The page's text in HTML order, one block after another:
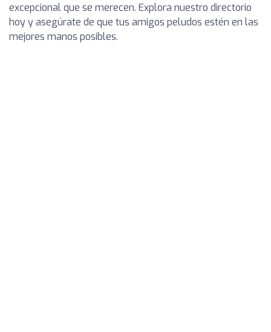
excepcional que se merecen. Explora nuestro directorio
hoy y asegúrate de que tus amigos peludos estén en las
mejores manos posibles.